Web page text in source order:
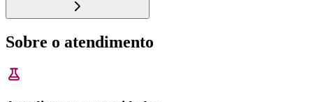
Sobre o atendimento